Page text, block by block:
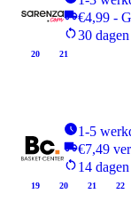
€4,99 -
30
20 21
1-5
€7,49
14
19 20 21 22